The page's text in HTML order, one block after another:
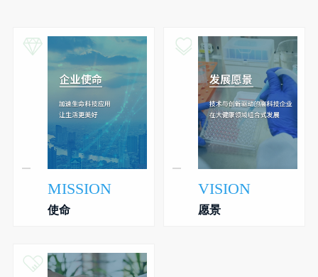
MISSION
使命
VISION
愿景